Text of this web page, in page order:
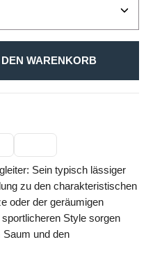
DEN WARENKORB
Sein typisch lässiger
zu den charakteristischen
oder der geräumigen
Style sorgen
und den